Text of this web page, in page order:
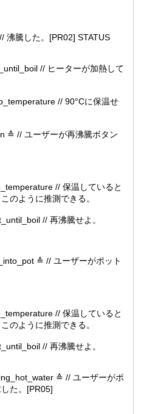
沸騰した。[PR02] STATUS
// ヒーターが加熱して
// 90°Cに保温せ
≙ // ユーザーが再沸騰ボタン
// 保温していると
のように推測できる。
// 再沸騰せよ。
≙ // ユーザーがポット
// 保温していると
のように推測できる。
// 再沸騰せよ。
≙ // ユーザーがポ
た。[PR05]